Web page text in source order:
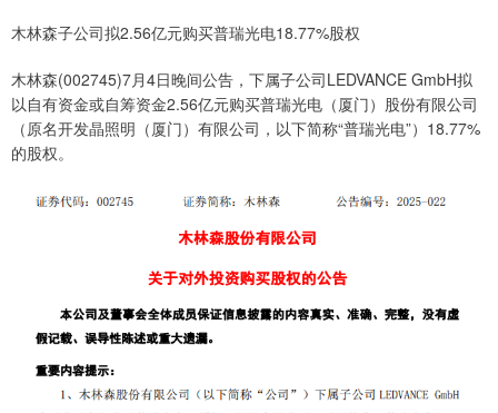
木林森子公司拟2.56亿元购买普瑞光电18.77%股权
木林森(002745)7月4日晚间公告，下属子公司LEDVANCE GmbH拟
以自有资金或自筹资金2.56亿元购买普瑞光电（厦门）股份有限公司
（原名开发晶照明（厦门）有限公司，以下简称“普瑞光电”）18.77%
的股权。